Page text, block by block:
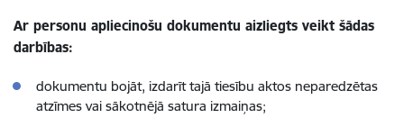
Ar personu apliecinošu dokumentu aizliegts veikt šādas
darbības:
dokumentu bojāt, izdarīt tajā tiesību aktos neparedzētas
atzīmes vai sākotnējā satura izmaiņas;